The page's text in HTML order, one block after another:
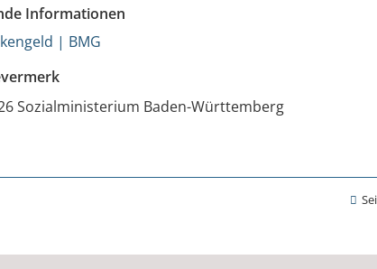
Informationen
| BMG
Sozialministerium Baden-Württemberg